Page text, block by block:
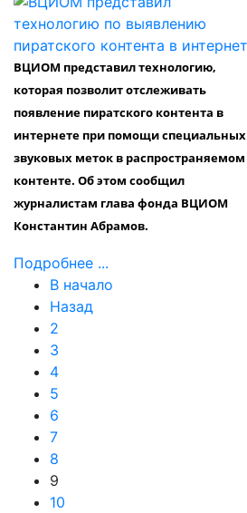
ВЦИОМ представил технологию,
которая позволит отслеживать
появление пиратского контента в
интернете при помощи специальных
звуковых меток в распространяемом
контенте. Об этом сообщил
журналистам глава фонда ВЦИОМ
Константин Абрамов.
Подробнее ...
В начало
Назад
2
3
4
5
6
7
8
9
10